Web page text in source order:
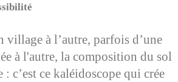
village à l’autre, parfois d’une
à l'autre, la composition du sol
: c’est ce kaléidoscope qui crée